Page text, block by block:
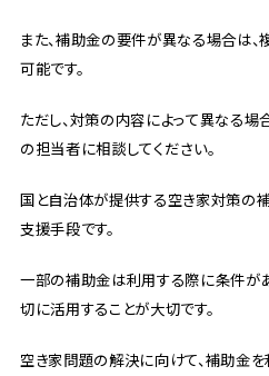
また、補助金の要件が異なる場合は
可能です。
ただし、対策の内容によって異なる
の担当者に相談してください。
国と自治体が提供する空き家対策の
支援手段です。
一部の補助金は利用する際に条件が
切に活用することが大切です。
空き家問題の解決に向けて、補助金